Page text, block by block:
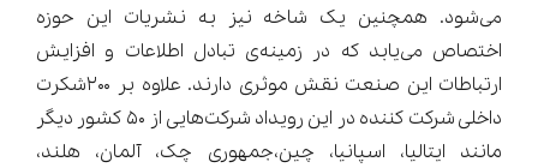
می‌شود. همچنین یک شاخه نیز به نشریات این حوزه
اختصاص می‌یابد که در زمینه‌ی تبادل اطلاعات و افزایش
ارتباطات این صنعت نقش موثری دارند. علاوه بر ۲۰۰شکرت
داخلی شرکت کننده در این رویداد شرکت‌هایی از ۵۰ کشور دیگر
مانند ایتالیا، اسپانیا، چین،‌جمهوری چک، آلمان، هلند،